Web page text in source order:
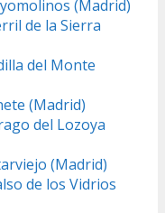
(Madrid)
de la Sierra
del Monte
(Madrid)
del Lozoya
(Madrid)
de los Vidrios